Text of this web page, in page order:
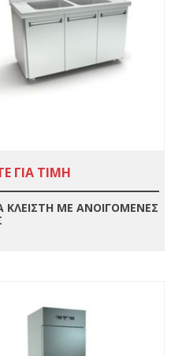
ΓΙΑ ΤΙΜΗ
ΚΛΕΙΣΤΉ ΜΕ ΑΝΟΙΓΌΜΕΝΕΣ